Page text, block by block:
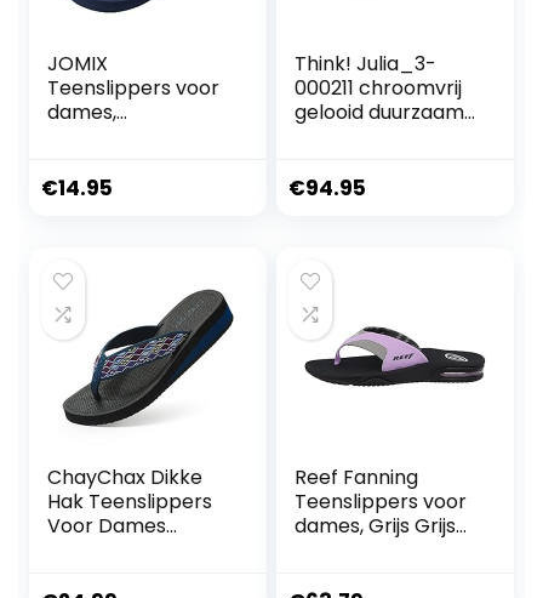
JOMIX
Teenslippers voor
dames,
sleehak, rubber,
€14.95
Think! Julia_3-
000211 chroomvrij
gelooid duurzaam
€94.95
ChayChax Dikke
Hak Teenslippers
Voor Dames
Reef Fanning
Teenslippers voor
dames, Grijs Grijs